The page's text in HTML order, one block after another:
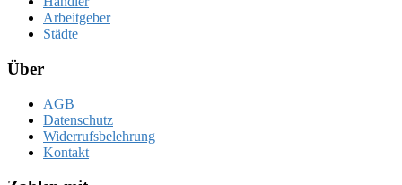
Arbeitgeber
Städte
Über
AGB
Datenschutz
Widerrufsbelehrung
Kontakt